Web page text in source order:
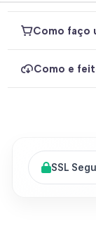
Como faço
Como e
SSL